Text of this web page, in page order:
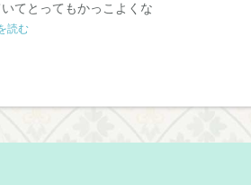
てとってもかっこよくな
読む